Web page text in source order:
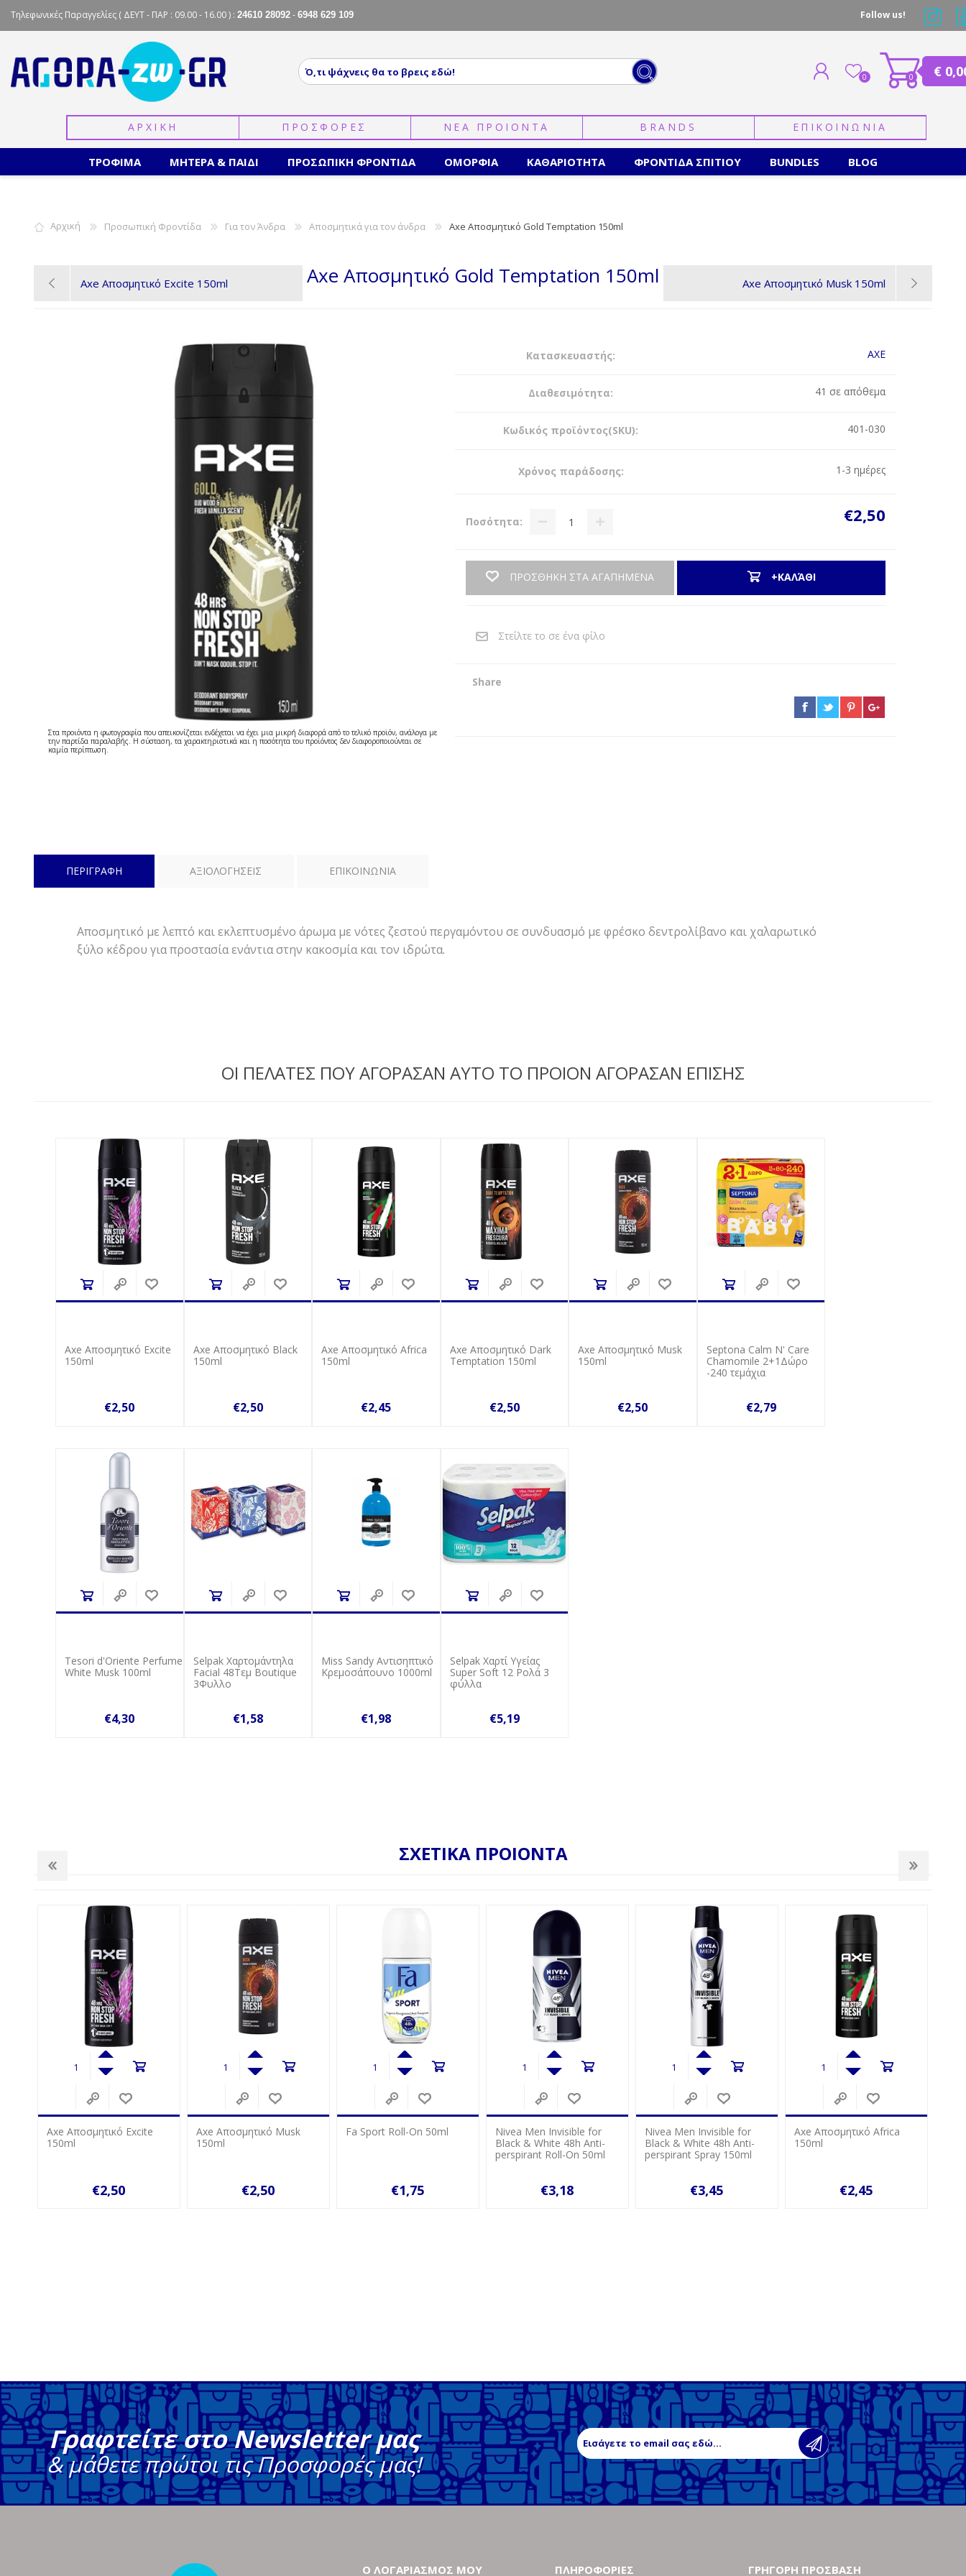
Τηλεφωνικές Παραγγελίες ( ΔΕΥΤ - ΠΑΡ : 09.00 - 16.00 ) : 24610 28092 - 6948 629 109 Follow us!
ΣΥΝΔΕΣΗ
0 €
0
ΑΡΧΙΚΗ ΠΡΟΣΦΟΡΕΣ ΝΕΑ ΠΡΟΙΟΝΤΑ BRANDS ΕΠΙΚΟΙΝΩΝΙΑ
ΤΡΟΦΙΜΑ ΜΗΤΕΡΑ & ΠΑΙΔΙ ΠΡΟΣΩΠΙΚΗ ΦΡΟΝΤΙΔΑ ΟΜΟΡΦΙΑ ΚΑΘΑΡΙΟΤΗΤΑ ΦΡΟΝΤΙΔΑ ΣΠΙΤΙΟΥ BUNDLES BLOG
Αρχική Προσωπική Φροντίδα Για τον Άνδρα Αποσμητικά για τον άνδρα Axe Αποσμητικό Gold Temptation 150ml
Axe Αποσμητικό Excite 150ml Axe Αποσμητικό Musk 150ml
Axe Αποσμητικό Gold Temptation 150ml
Στα προιόντα η φωτογραφία που απεικονίζεται ενδέχεται να έχει μια μικρή διαφορά από το τελικό προϊόν, ανάλογα με
την παρτίδα παραλαβής. Η σύσταση, τα χαρακτηριστικά και η ποσότητα του προϊόντος δεν διαφοροποιούνται σε
καμία περίπτωση.
Κατασκευαστής: AXE
Διαθεσιμότητα: 41 σε απόθεμα
Κωδικός προϊόντος(SKU): 401-030
Χρόνος παράδοσης: 1-3 ημέρες
€2,50
Ποσότητα:
ΠΡΟΣΘΗΚΗ ΣΤΑ ΑΓΑΠΗΜΕΝΑ +ΚΑΛΆΘΙ
Share
ΠΕΡΙΓΡΑΦΗ ΑΞΙΟΛΟΓΗΣΕΙΣ ΕΠΙΚΟΙΝΩΝΙΑ
Αποσμητικό με λεπτό και εκλεπτυσμένο άρωμα με νότες ζεστού περγαμόντου σε συνδυασμό με φρέσκο δεντρολίβανο και χαλαρωτικό
ξύλο κέδρου για προστασία ενάντια στην κακοσμία και τον ιδρώτα.
ΟΙ ΠΕΛΑΤΕΣ ΠΟΥ ΑΓΟΡΑΣΑΝ ΑΥΤΟ ΤΟ ΠΡΟΙΟΝ ΑΓΟΡΑΣΑΝ ΕΠΙΣΗΣ
Axe Αποσμητικό Excite
150ml
€2,50
Axe Αποσμητικό Black
150ml
€2,50
Axe Αποσμητικό Africa
150ml
€2,45
Axe Αποσμητικό Dark
Temptation 150ml
€2,50
Axe Αποσμητικό Musk
150ml
€2,50
Septona Calm N' Care
Chamomile 2+1Δώρο
-240 τεμάχια
€2,79
Tesori d'Oriente Perfume
White Musk 100ml
€4,30
Selpak Χαρτομάντηλα
Facial 48Τεμ Boutique
3Φυλλο
€1,58
Miss Sandy Αντισηπτικό
Κρεμοσάπουνο 1000ml
€1,98
Selpak Χαρτί Υγείας
Super Soft 12 Ρολά 3
φύλλα
€5,19
ΣΧΕΤΙΚΑ ΠΡΟΙΟΝΤΑ
Αποσμητικό Excite
Axe Αποσμητικό Musk
Fa Sport Roll-On 50ml
Nivea Men Invisible for
Black & White 48h Anti-
perspirant Roll-On 50ml
Nivea Men Invisible for
Black & White 48h Anti-
perspirant Spray 150ml
Axe Αποσμητικό Africa
150ml
Axe
Γραφτείτε στο Newsletter μας
& μάθετε πρώτοι τις Προσφορές μας!
Ο ΛΟΓΑΡΙΑΣΜΟΣ ΜΟΥ ΠΛΗΡΟΦΟΡΙΕΣ ΓΡΗΓΟΡΗ ΠΡΟΣΒΑΣΗ